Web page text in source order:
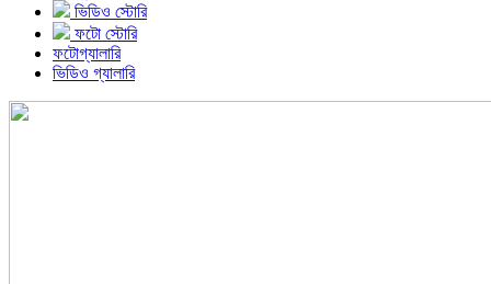
ভিডিও স্টোরি
ফটো স্টোরি
ফটোগ্যালারি
ভিডিও গ্যালারি